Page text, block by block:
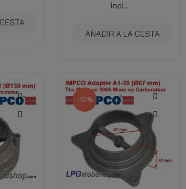
incl.
AÑADIR A LA CESTA
-10%